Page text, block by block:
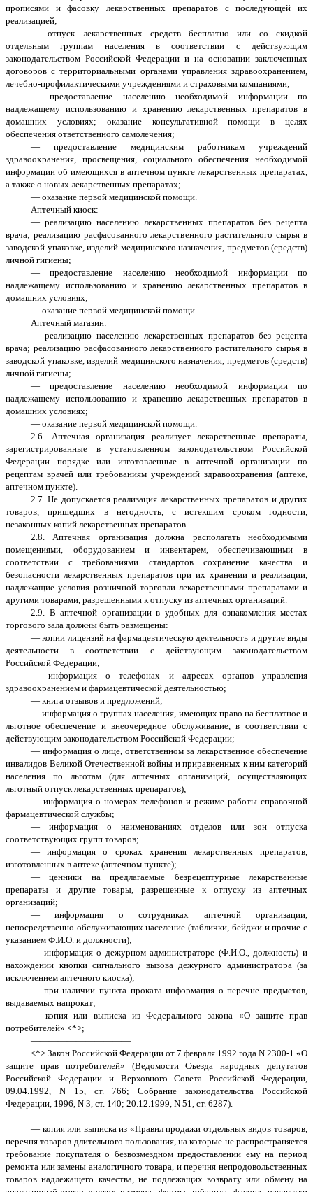
прописями и фасовку лекарственных препаратов с последующей их
реализацией;
— отпуск лекарственных средств бесплатно или со скидкой
отдельным группам населения в соответствии с действующим
законодательством Российской Федерации и на основании заключенных
договоров с территориальными органами управления здравоохранением,
лечебно-профилактическими учреждениями и страховыми компаниями;
— предоставление населению необходимой информации по
надлежащему использованию и хранению лекарственных препаратов в
домашних условиях; оказание консультативной помощи в целях
обеспечения ответственного самолечения;
— предоставление медицинским работникам учреждений
здравоохранения, просвещения, социального обеспечения необходимой
информации об имеющихся в аптечном пункте лекарственных препаратах,
а также о новых лекарственных препаратах;
— оказание первой медицинской помощи.
Аптечный киоск:
— реализацию населению лекарственных препаратов без рецепта
врача; реализацию расфасованного лекарственного растительного сырья в
заводской упаковке, изделий медицинского назначения, предметов (средств)
личной гигиены;
— предоставление населению необходимой информации по
надлежащему использованию и хранению лекарственных препаратов в
домашних условиях;
— оказание первой медицинской помощи.
Аптечный магазин:
— реализацию населению лекарственных препаратов без рецепта
врача; реализацию расфасованного лекарственного растительного сырья в
заводской упаковке, изделий медицинского назначения, предметов (средств)
личной гигиены;
— предоставление населению необходимой информации по
надлежащему использованию и хранению лекарственных препаратов в
домашних условиях;
— оказание первой медицинской помощи.
2.6. Аптечная организация реализует лекарственные препараты,
зарегистрированные в установленном законодательством Российской
Федерации порядке или изготовленные в аптечной организации по
рецептам врачей или требованиям учреждений здравоохранения (аптеке,
аптечном пункте).
2.7. Не допускается реализация лекарственных препаратов и других
товаров, пришедших в негодность, с истекшим сроком годности,
незаконных копий лекарственных препаратов.
2.8. Аптечная организация должна располагать необходимыми
помещениями, оборудованием и инвентарем, обеспечивающими в
соответствии с требованиями стандартов сохранение качества и
безопасности лекарственных препаратов при их хранении и реализации,
надлежащие условия розничной торговли лекарственными препаратами и
другими товарами, разрешенными к отпуску из аптечных организаций.
2.9. В аптечной организации в удобных для ознакомления местах
торгового зала должны быть размещены:
— копии лицензий на фармацевтическую деятельность и другие виды
деятельности в соответствии с действующим законодательством
Российской Федерации;
— информация о телефонах и адресах органов управления
здравоохранением и фармацевтической деятельностью;
— книга отзывов и предложений;
— информация о группах населения, имеющих право на бесплатное и
льготное обеспечение и внеочередное обслуживание, в соответствии с
действующим законодательством Российской Федерации;
— информация о лице, ответственном за лекарственное обеспечение
инвалидов Великой Отечественной войны и приравненных к ним категорий
населения по льготам (для аптечных организаций, осуществляющих
льготный отпуск лекарственных препаратов);
— информация о номерах телефонов и режиме работы справочной
фармацевтической службы;
— информация о наименованиях отделов или зон отпуска
соответствующих групп товаров;
— информация о сроках хранения лекарственных препаратов,
изготовленных в аптеке (аптечном пункте);
— ценники на предлагаемые безрецептурные лекарственные
препараты и другие товары, разрешенные к отпуску из аптечных
организаций;
— информация о сотрудниках аптечной организации,
непосредственно обслуживающих население (таблички, бейджи и прочие с
указанием Ф.И.О. и должности);
— информация о дежурном администраторе (Ф.И.О., должность) и
нахождении кнопки сигнального вызова дежурного администратора (за
исключением аптечного киоска);
— при наличии пункта проката информация о перечне предметов,
выдаваемых напрокат;
— копия или выписка из Федерального закона «О защите прав
потребителей» <*>;
———————————
<*> Закон Российской Федерации от 7 февраля 1992 года N 2300-1 «О
защите прав потребителей» (Ведомости Съезда народных депутатов
Российской Федерации и Верховного Совета Российской Федерации,
09.04.1992, N 15, ст. 766; Собрание законодательства Российской
Федерации, 1996, N 3, ст. 140; 20.12.1999, N 51, ст. 6287).
— копия или выписка из «Правил продажи отдельных видов товаров,
перечня товаров длительного пользования, на которые не распространяется
требование покупателя о безвозмездном предоставлении ему на период
ремонта или замены аналогичного товара, и перечня непродовольственных
товаров надлежащего качества, не подлежащих возврату или обмену на